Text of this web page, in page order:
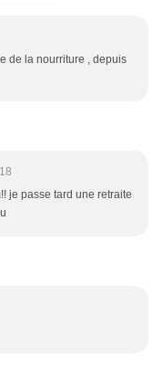
de la nourriture , depuis
je passe tard une retraite